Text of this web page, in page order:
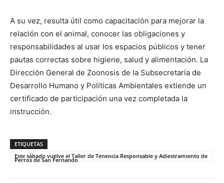
A su vez, resulta útil como capacitación para mejorar la
relación con el animal, conocer las obligaciones y
responsabilidades al usar los espacios públicos y tener
pautas correctas sobre higiene, salud y alimentación. La
Dirección General de Zoonosis de la Subsecretaría de
Desarrollo Humano y Políticas Ambientales extiende un
certificado de participación una vez completada la
instrucción.
ETIQUETAS
Este sábado vuelve el Taller de Tenencia Responsable y Adiestramiento de
Perros de San Fernando